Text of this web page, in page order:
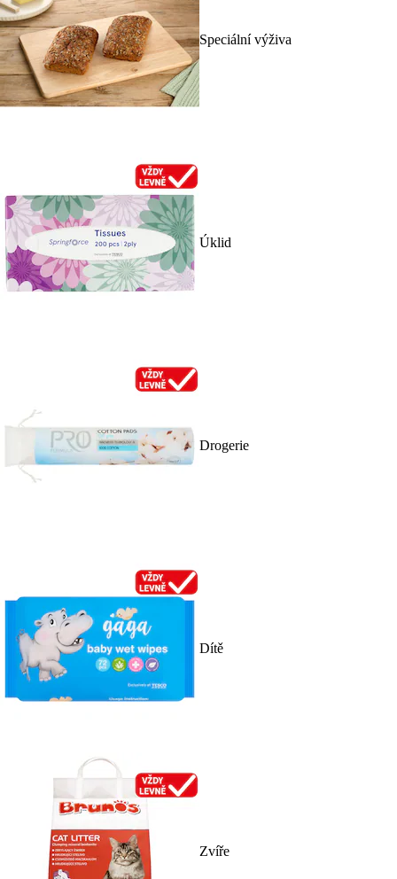
Speciální výživa
Úklid
Drogerie
Dítě
Zvíře